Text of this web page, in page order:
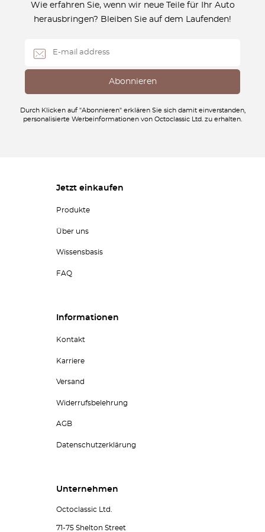
Wie erfahren Sie, wenn wir neue Teile für Ihr Auto
herausbringen? Bleiben Sie auf dem Laufenden!
Durch Klicken auf "Abonnieren" erklären Sie sich damit einverstanden,
personalisierte Werbeinformationen von Octoclassic Ltd. zu erhalten.
Jetzt einkaufen
Produkte
Über uns
Wissensbasis
FAQ
Informationen
Kontakt
Karriere
Versand
Widerrufsbelehrung
AGB
Datenschutzerklärung
Unternehmen
Octoclassic Ltd.
71-75 Shelton Street